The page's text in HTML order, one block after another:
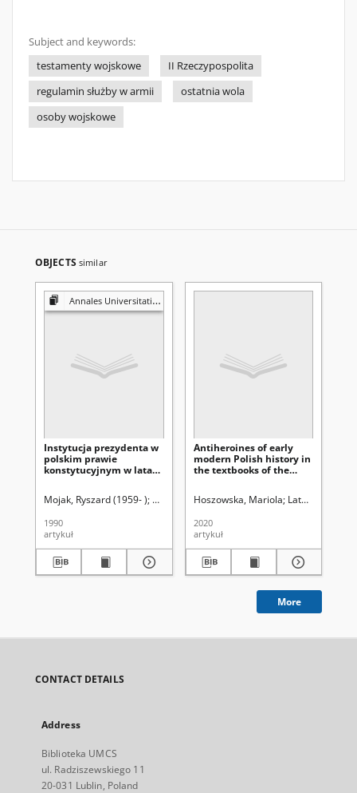
Subject and keywords:
testamenty wojskowe
II Rzeczypospolita
regulamin służby w armii
ostatnia wola
osoby wojskowe
OBJECTS similar
Annales Universitatis Mariae Curie-Skłodowska. Sectio G, Ius
Instytucja prezydenta w
polskim prawie
konstytucyjnym w latach
Mojak, Ryszard (1959- ) Uniwersytet Marii Curie-Skłodowskiej
1990
artykuł
Antiheroines of early
modern Polish history in
the textbooks of the
Hoszowska, Mariola Latawiec,
2020
artykuł
More
CONTACT DETAILS
Address
Biblioteka UMCS
ul. Radziszewskiego 11
20-031 Lublin, Poland